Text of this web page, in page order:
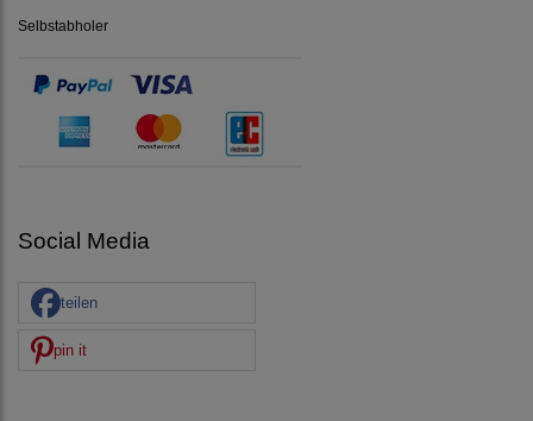
Selbstabholer
Social Media
teilen
pin it